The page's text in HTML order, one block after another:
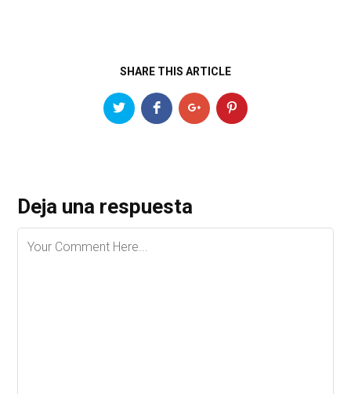
SHARE THIS ARTICLE
Deja una respuesta